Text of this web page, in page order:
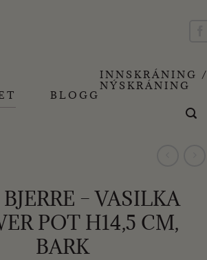
BLOGG
INNSKRÁNING /
NÝSKRÁNING
– VASILKA
POT H14,5 CM,
BARK